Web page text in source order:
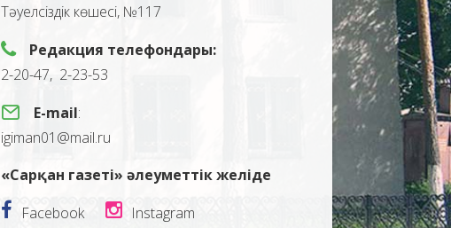
Тәуелсіздік көшесі, №117
Редакция телефондары:
2-20-47, 2-23-53
E-mail:
igiman01@mail.ru
«Сарқан газеті» әлеуметтік желіде
Facebook
Instagram